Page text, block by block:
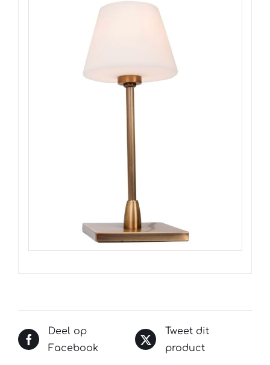
Deel op
Facebook
Tweet dit
product